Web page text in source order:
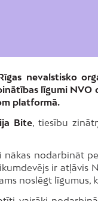
nevalstisko
līgumi NVO
platformā.
Bite, tiesību
nākas nodarbināt
ir atļāvis
noslēgt līgumus,